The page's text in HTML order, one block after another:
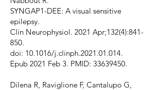
SYNGAP1-DEE: A visual sensitive
epilepsy.
Clin Neurophysiol. 2021 Apr;132(4):841-
850.
doi: 10.1016/j.clinph.2021.01.014.
Epub 2021 Feb 3. PMID: 33639450.
Dilena R, Raviglione F, Cantalupo G,